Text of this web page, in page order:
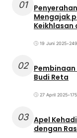
01
Mengajak
Keikhlasan
19 Juni 2025•
02 Pembinaan
Budi Reta
27 April 2025•
03 Apel
dengan